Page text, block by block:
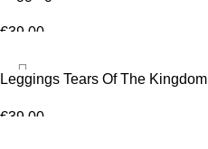
€39.00
Leggings Tears Of The Kingdom
€39.00